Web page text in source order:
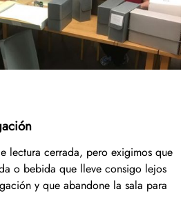
lectura cerrada, pero exigimos que
o bebida que lleve consigo lejos
y que abandone la sala para